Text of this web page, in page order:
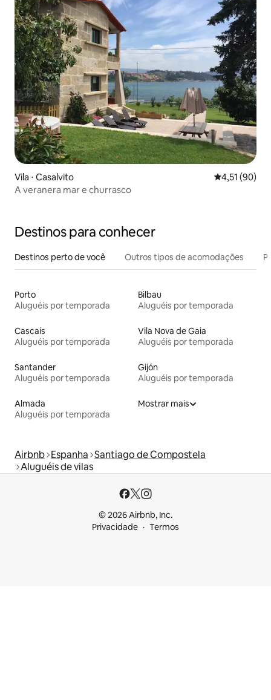
Vila ⋅ Casalvito 4,51 de uma
4,51 (90)
A veranera mar e churrasco
Destinos para conhecer
Destinos perto de você Outros tipos de acomodações
Porto
Aluguéis por temporada
Bilbau
Aluguéis por temporada
Cascais
Aluguéis por temporada
Vila Nova de Gaia
Aluguéis por temporada
Santander
Aluguéis por temporada
Gijón
Aluguéis por temporada
Almada
Aluguéis por temporada
Mostrar mais
Airbnb Espanha Santiago de Compostela
Aluguéis de vilas
© 2026 Airbnb, Inc.
Privacidade
Termos